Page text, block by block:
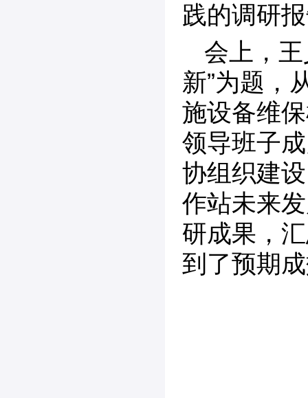
践的调研
会上，
新”为题，
施设备维
领导班子
协组织建
作站未来
研成果，
到了预期